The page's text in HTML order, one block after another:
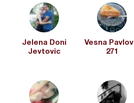
Jelena Doni
Jevtovic
Vesna
271